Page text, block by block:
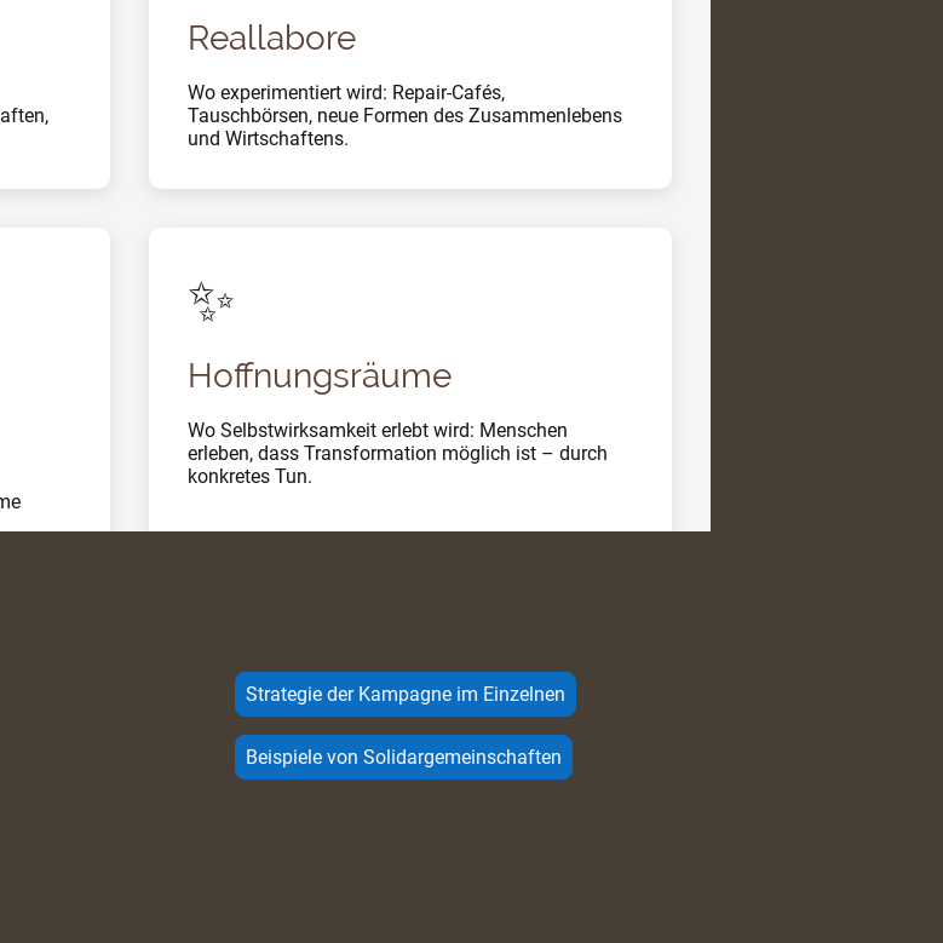
Reallabore
Wo experimentiert wird: Repair-Cafés,
Tauschbörsen, neue Formen des Zusammenlebens
und Wirtschaftens.
✨
Hoffnungsräume
Wo Selbstwirksamkeit erlebt wird: Menschen
erleben, dass Transformation möglich ist – durch
konkretes Tun.
Strategie der Kampagne im Einzelnen
Beispiele von Solidargemeinschaften